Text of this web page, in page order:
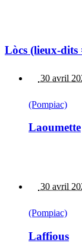
Lòcs (lieux-dits
30 avril
(Pompiac)
Laoumette
30 avril
(Pompiac)
Laffious